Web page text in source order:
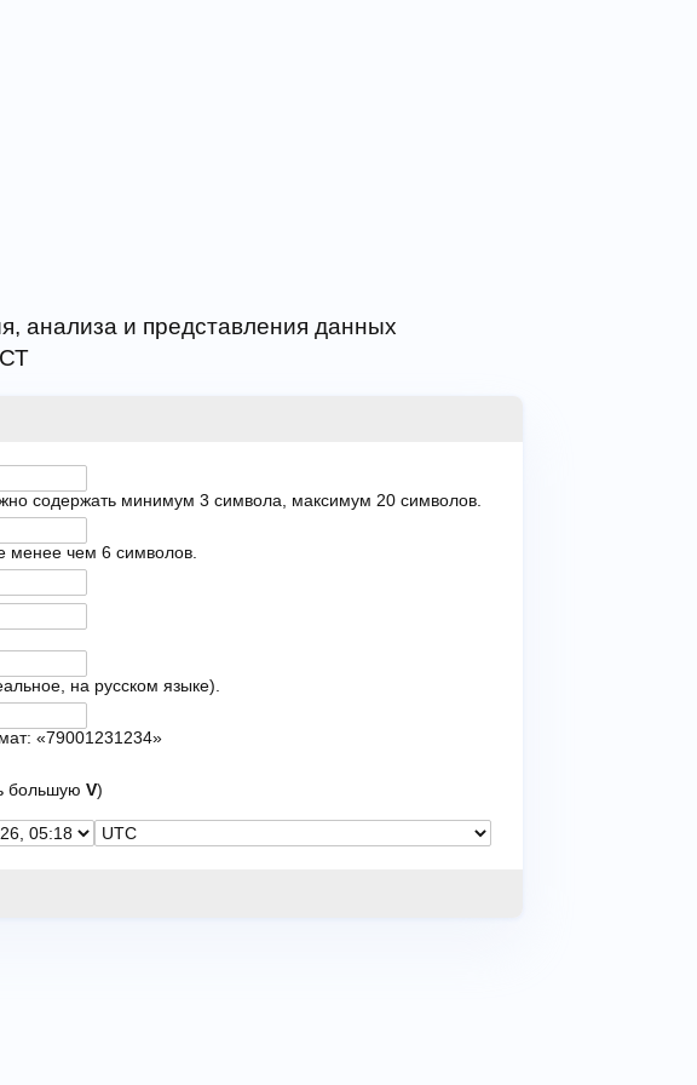
анализа и представления данных
содержать минимум 3 символа, максимум 20 символов.
менее чем 6 символов.
на русском языке).
«79001231234»
большую V)